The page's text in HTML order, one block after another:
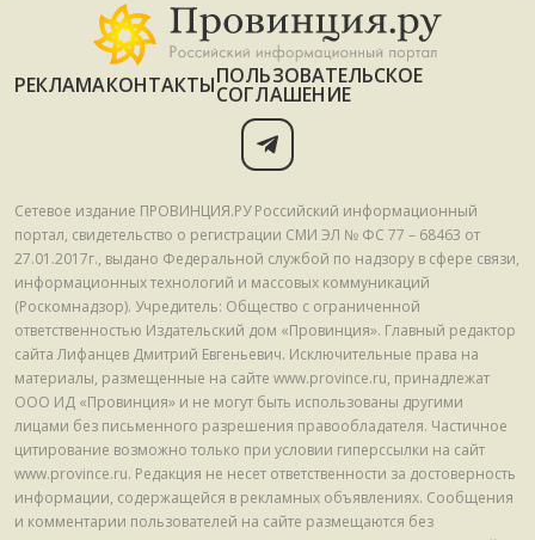
РЕКЛАМАКОНТАКТЫПОЛЬЗОВАТЕЛЬСКОЕ
СОГЛАШЕНИЕ
Сетевое издание ПРОВИНЦИЯ.РУ Российский информационный
портал, свидетельство о регистрации СМИ ЭЛ № ФС 77 – 68463 от
27.01.2017г., выдано Федеральной службой по надзору в сфере связи,
информационных технологий и массовых коммуникаций
(Роскомнадзор). Учредитель: Общество с ограниченной
ответственностью Издательский дом «Провинция». Главный редактор
сайта Лифанцев Дмитрий Евгеньевич. Исключительные права на
материалы, размещенные на сайте www.province.ru, принадлежат
ООО ИД «Провинция» и не могут быть использованы другими
лицами без письменного разрешения правообладателя. Частичное
цитирование возможно только при условии гиперссылки на сайт
www.province.ru. Редакция не несет ответственности за достоверность
информации, содержащейся в рекламных объявлениях. Сообщения
и комментарии пользователей на сайте размещаются без